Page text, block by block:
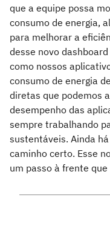
que a equipe possa
consumo de energia,
para melhorar a
desse novo
como nossos
consumo de energia
diretas que podemos
desempenho das
sempre trabalhando
sustentáveis. Ainda
caminho certo. Esse
um passo à frente que